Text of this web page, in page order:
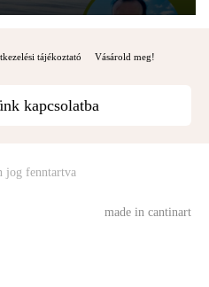
tájékoztató Vásárold meg!
kapcsolatba
jog fenntartva
made in cantinart